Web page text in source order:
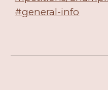
#general-info